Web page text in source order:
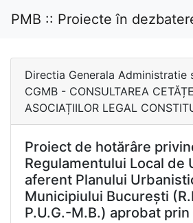
PMB :: Proiecte în
Directia Generala Administratie
CGMB - CONSULTAREA
ASOCIAȚIILOR LEGAL
Proiect de hotărâre
Regulamentului Local de
aferent Planului
Municipiului București
P.U.G.-M.B.) aprobat